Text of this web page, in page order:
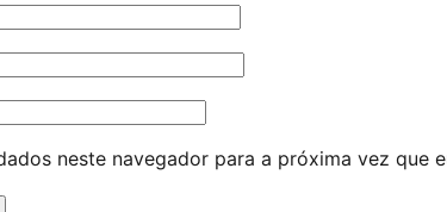
neste navegador para a próxima vez que